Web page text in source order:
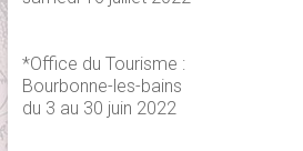
*Office du Tourisme :
Bourbonne-les-bains
du 3 au 30 juin 2022